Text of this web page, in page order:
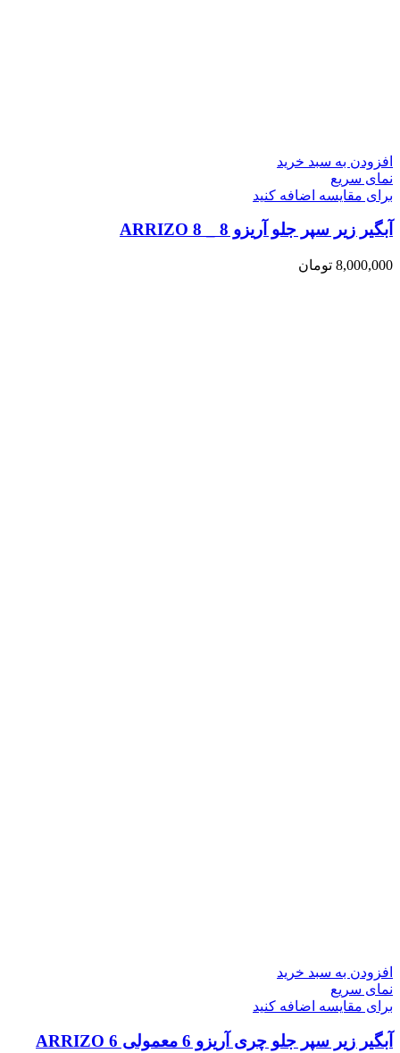
افزودن به سبد خرید
نمای سریع
برای مقایسه اضافه کنید
آبگیر زیر سپر جلو آریزو 8 _ ARRIZO 8
8,000,000 تومان
افزودن به سبد خرید
نمای سریع
برای مقایسه اضافه کنید
آبگیر زیر سپر جلو چری آریزو 6 معمولی ARRIZO 6